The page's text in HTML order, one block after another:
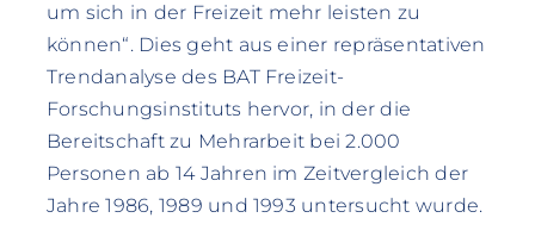
um sich in der Freizeit mehr leisten zu
können“. Dies geht aus einer repräsentativen
Trendanalyse des BAT Freizeit-
Forschungsinstituts hervor, in der die
Bereitschaft zu Mehrarbeit bei 2.000
Personen ab 14 Jahren im Zeitvergleich der
Jahre 1986, 1989 und 1993 untersucht wurde.